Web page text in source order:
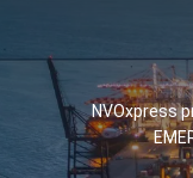
NVOxpress